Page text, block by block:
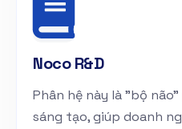
Noco R&D
Phân hệ này là "bộ
sáng tạo, giúp doanh